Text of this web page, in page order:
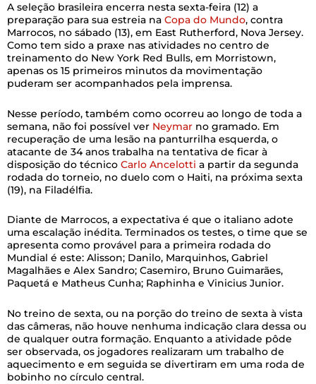
A seleção brasileira encerra nesta sexta-feira (12) a
preparação para sua estreia na Copa do Mundo, contra
Marrocos, no sábado (13), em East Rutherford, Nova Jersey.
Como tem sido a praxe nas atividades no centro de
treinamento do New York Red Bulls, em Morristown,
apenas os 15 primeiros minutos da movimentação
puderam ser acompanhados pela imprensa.
Nesse período, também como ocorreu ao longo de toda a
semana, não foi possível ver Neymar no gramado. Em
recuperação de uma lesão na panturrilha esquerda, o
atacante de 34 anos trabalha na tentativa de ficar à
disposição do técnico Carlo Ancelotti a partir da segunda
rodada do torneio, no duelo com o Haiti, na próxima sexta
(19), na Filadélfia.
Diante de Marrocos, a expectativa é que o italiano adote
uma escalação inédita. Terminados os testes, o time que se
apresenta como provável para a primeira rodada do
Mundial é este: Alisson; Danilo, Marquinhos, Gabriel
Magalhães e Alex Sandro; Casemiro, Bruno Guimarães,
Paquetá e Matheus Cunha; Raphinha e Vinicius Junior.
No treino de sexta, ou na porção do treino de sexta à vista
das câmeras, não houve nenhuma indicação clara dessa ou
de qualquer outra formação. Enquanto a atividade pôde
ser observada, os jogadores realizaram um trabalho de
aquecimento e em seguida se divertiram em uma roda de
bobinho no círculo central.